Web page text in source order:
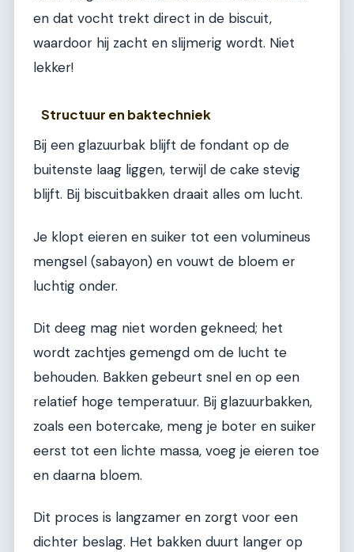
en dat vocht trekt direct in de biscuit,
waardoor hij zacht en slijmerig wordt. Niet
lekker!
Structuur en baktechniek
Bij een glazuurbak blijft de fondant op de
buitenste laag liggen, terwijl de cake stevig
blijft. Bij biscuitbakken draait alles om lucht.
Je klopt eieren en suiker tot een volumineus
mengsel (sabayon) en vouwt de bloem er
luchtig onder.
Dit deeg mag niet worden gekneed; het
wordt zachtjes gemengd om de lucht te
behouden. Bakken gebeurt snel en op een
relatief hoge temperatuur. Bij glazuurbakken,
zoals een botercake, meng je boter en suiker
eerst tot een lichte massa, voeg je eieren toe
en daarna bloem.
Dit proces is langzamer en zorgt voor een
dichter beslag. Het bakken duurt langer op